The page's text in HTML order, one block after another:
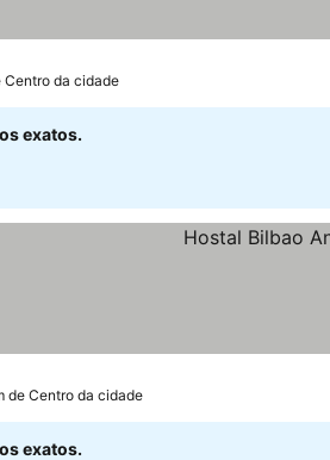
Centro da cidade
exatos.
de Centro da cidade
exatos.